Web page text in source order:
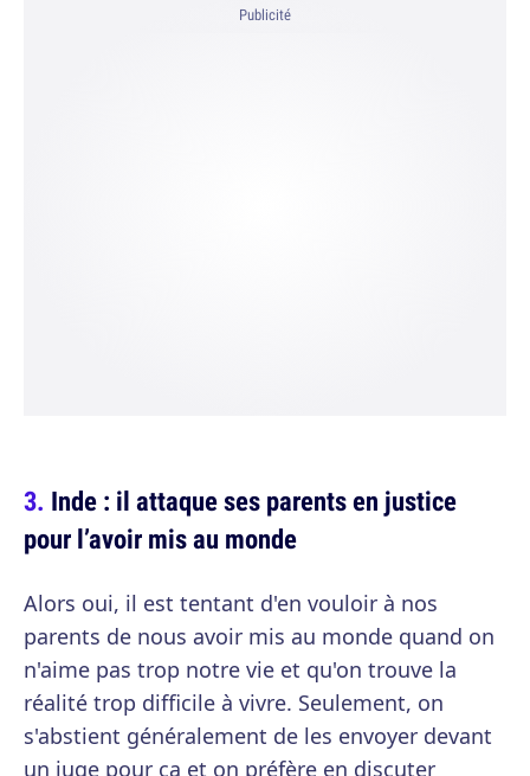
Publicité
Inde : il attaque ses parents en justice
pour l’avoir mis au monde
Alors oui, il est tentant d'en vouloir à nos
parents de nous avoir mis au monde quand on
n'aime pas trop notre vie et qu'on trouve la
réalité trop difficile à vivre. Seulement, on
s'abstient généralement de les envoyer devant
un juge pour ça et on préfère en discuter